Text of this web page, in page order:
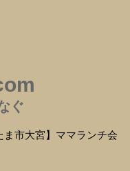
ぐ
ま市大宮】ママランチ会